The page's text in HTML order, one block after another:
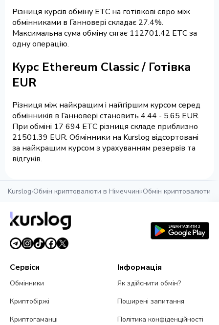
Різниця курсів обміну ETC на готівкові євро між
обмінниками в Ганновері складає 27.4%.
Максимальна сума обміну сягає 112701.42 ETC за
одну операцію.
Курс Ethereum Classic / Готівка
EUR
Різниця між найкращим і найгіршим курсом серед
обмінників в Ганновері становить 4.44 - 5.65 EUR.
При обміні 17 694 ETC різниця складе приблизно
21501.39 EUR. Обмінники на Kurslog відсортовані
за найкращим курсом з урахуванням резервів та
відгуків.
Kurslog›Обмін криптовалюти в Німеччині›Обмін криптовалюти в
Сервіси
Обмінники
Криптобіржі
Криптогаманці
Інформація
Як здійснити обмін?
Поширені запитання
Політика конфіденційності